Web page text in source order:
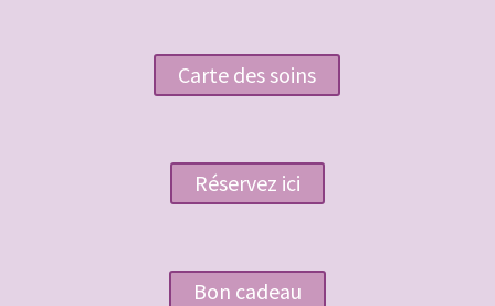
Carte des soins
Réservez ici
Bon cadeau